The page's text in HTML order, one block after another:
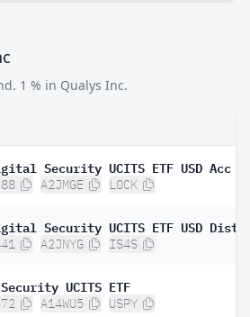
1 % in Qualys Inc.
Security UCITS ETF USD Acc
A2JMGE L0CK
Security UCITS ETF USD Dist
A2JNYG IS4S
UCITS ETF
A14WU5 USPY